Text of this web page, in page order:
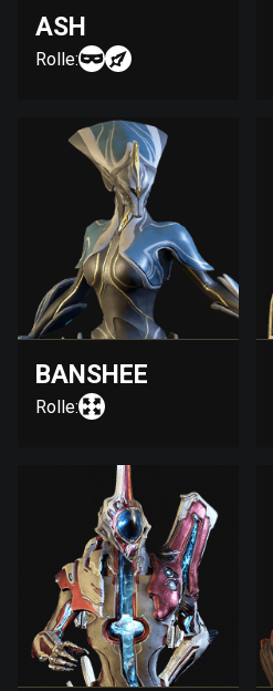
ASH
Rolle:
BANSHEE
Rolle: